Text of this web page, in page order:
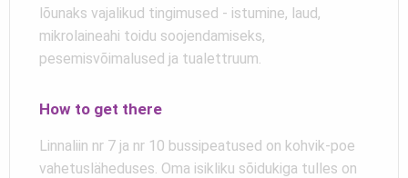
lõunaks vajalikud tingimused - istumine, laud,
mikrolaineahi toidu soojendamiseks,
pesemisvõimalused ja tualettruum.
How to get there
Linnaliin nr 7 ja nr 10 bussipeatused on kohvik-poe
vahetusläheduses. Oma isikliku sõidukiga tulles on